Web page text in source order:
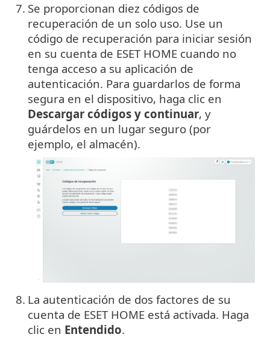
7. Se proporcionan diez códigos de
recuperación de un solo uso. Use un
código de recuperación para iniciar sesión
en su cuenta de ESET HOME cuando no
tenga acceso a su aplicación de
autenticación. Para guardarlos de forma
segura en el dispositivo, haga clic en
Descargar códigos y continuar, y
guárdelos en un lugar seguro (por
ejemplo, el almacén).
8. La autenticación de dos factores de su
cuenta de ESET HOME está activada. Haga
clic en Entendido.